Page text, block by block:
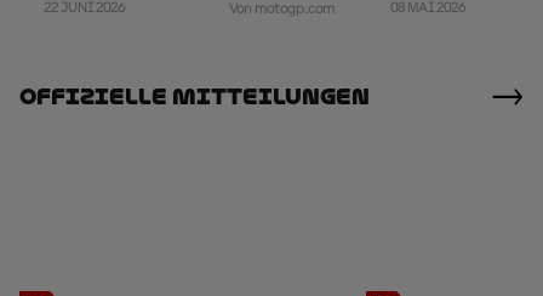
22 JUNI 2026 Von motogp.com 08 MAI 2026
Offizielle Mitteilungen